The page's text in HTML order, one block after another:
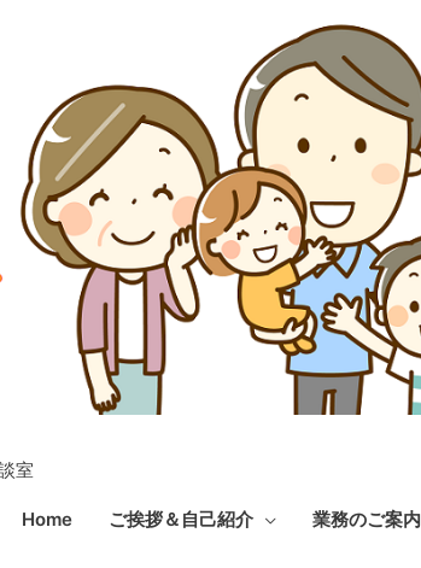
室
Home ご挨拶＆自己紹介 業務のご案内